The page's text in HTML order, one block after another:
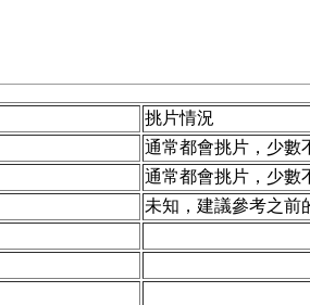
挑片情況
通常都會挑片，少數
通常都會挑片，少數
未知，建議參考之前